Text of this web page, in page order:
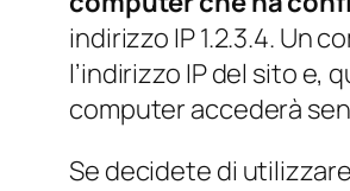
indirizzo IP 1.2.3.4. Un
l’indirizzo IP del sito e,
computer accederà
Se decidete di